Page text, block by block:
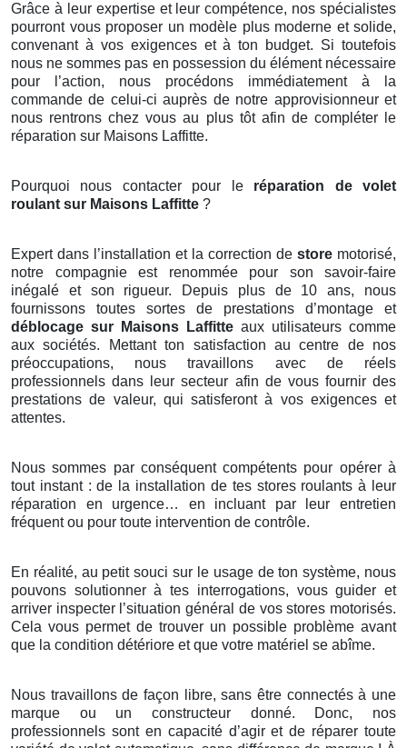
Grâce à leur expertise et leur compétence, nos spécialistes
pourront vous proposer un modèle plus moderne et solide,
convenant à vos exigences et à ton budget. Si toutefois
nous ne sommes pas en possession du élément nécessaire
pour l’action, nous procédons immédiatement à la
commande de celui-ci auprès de notre approvisionneur et
nous rentrons chez vous au plus tôt afin de compléter le
réparation sur Maisons Laffitte.
Pourquoi nous contacter pour le réparation de volet
roulant sur Maisons Laffitte ?
Expert dans l’installation et la correction de store motorisé,
notre compagnie est renommée pour son savoir-faire
inégalé et son rigueur. Depuis plus de 10 ans, nous
fournissons toutes sortes de prestations d’montage et
déblocage sur Maisons Laffitte aux utilisateurs comme
aux sociétés. Mettant ton satisfaction au centre de nos
préoccupations, nous travaillons avec de réels
professionnels dans leur secteur afin de vous fournir des
prestations de valeur, qui satisferont à vos exigences et
attentes.
Nous sommes par conséquent compétents pour opérer à
tout instant : de la installation de tes stores roulants à leur
réparation en urgence… en incluant par leur entretien
fréquent ou pour toute intervention de contrôle.
En réalité, au petit souci sur le usage de ton système, nous
pouvons solutionner à tes interrogations, vous guider et
arriver inspecter l’situation général de vos stores motorisés.
Cela vous permet de trouver un possible problème avant
que la condition détériore et que votre matériel se abîme.
Nous travaillons de façon libre, sans être connectés à une
marque ou un constructeur donné. Donc, nos
professionnels sont en capacité d’agir et de réparer toute